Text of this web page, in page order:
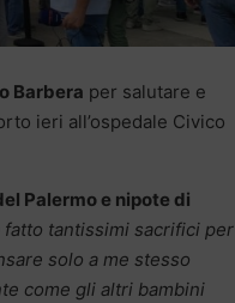
Barbera per salutare e
ieri all’ospedale Civico
Palermo e nipote di
fatto tantissimi sacrifici per
solo a me stesso
come gli altri bambini